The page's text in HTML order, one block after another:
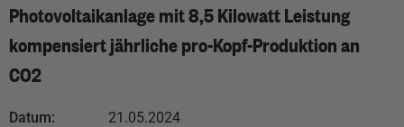
Photovoltaikanlage mit 8,5 Kilowatt Leistung
kompensiert jährliche pro-Kopf-Produktion an
CO2
Datum: 21.05.2024